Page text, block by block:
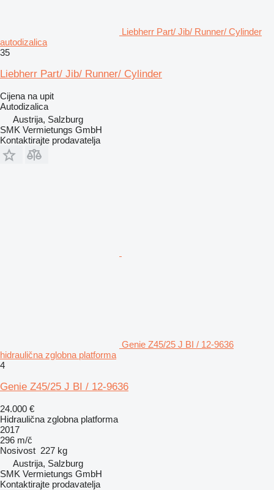
Liebherr Part/ Jib/ Runner/ Cylinder
autodizalica
35
Liebherr Part/ Jib/ Runner/ Cylinder
Cijena na upit
Autodizalica
Austrija, Salzburg
SMK Vermietungs GmbH
Kontaktirajte prodavatelja
Genie Z45/25 J BI / 12-9636
hidraulična zglobna platforma
4
Genie Z45/25 J BI / 12-9636
24.000 €
Hidraulična zglobna platforma
2017
296 m/č
Nosivost 227 kg
Austrija, Salzburg
SMK Vermietungs GmbH
Kontaktirajte prodavatelja